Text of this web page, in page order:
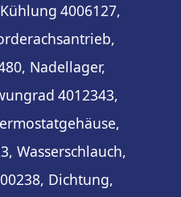
4006127,
Nadellager,
4012343,
Wasserschlauch,
Dichtung,